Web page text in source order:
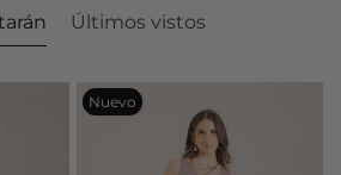
Últimos vistos
Nuevo